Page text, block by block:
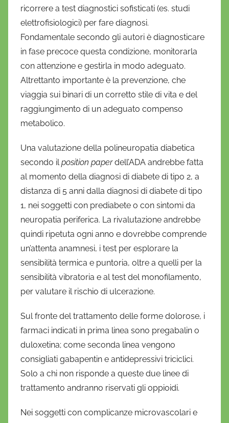
ricorrere a test diagnostici sofisticati (es. studi
elettrofisiologici) per fare diagnosi.
Fondamentale secondo gli autori è diagnosticare
in fase precoce questa condizione, monitorarla
con attenzione e gestirla in modo adeguato.
Altrettanto importante è la prevenzione, che
viaggia sui binari di un corretto stile di vita e del
raggiungimento di un adeguato compenso
metabolico.
Una valutazione della polineuropatia diabetica
secondo ilposition paperdell’ADA andrebbe fatta
al momento della diagnosi di diabete di tipo 2, a
distanza di 5 anni dalla diagnosi di diabete di tipo
1, nei soggetti con prediabete o con sintomi da
neuropatia periferica. La rivalutazione andrebbe
quindi ripetuta ogni anno e dovrebbe comprende
un’attenta anamnesi, i test per esplorare la
sensibilità termica e puntoria, oltre a quelli per la
sensibilità vibratoria e al test del monofilamento,
per valutare il rischio di ulcerazione.
Sul fronte del trattamento delle forme dolorose, i
farmaci indicati in prima linea sono pregabalin o
duloxetina; come seconda linea vengono
consigliati gabapentin e antidepressivi triciclici.
Solo a chi non risponde a queste due linee di
trattamento andranno riservati gli oppioidi.
Nei soggetti con complicanze microvascolari e